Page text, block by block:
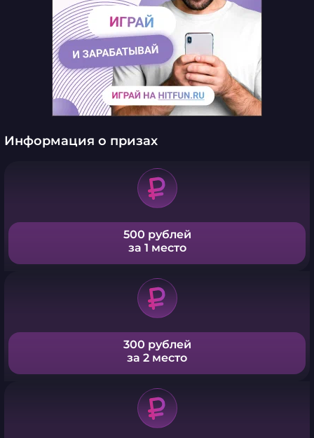
Информация о призах
500 рублей
за 1 место
300 рублей
за 2 место